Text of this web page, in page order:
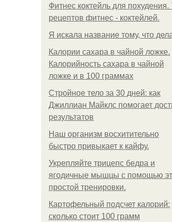
Фитнес коктейль для похудения.
рецептов фитнес - коктейлей.
Я искала название тому, что
Калории сахара в чайной ложке.
Калорийность сахара в чайной
ложке и в 100 граммах
Стройное тело за 30 дней: как
Джиллиан Майклс помогает
результатов
Наш организм восхитительно
быстро привыкает к кайфу.
Укрепляйте трицепс бедра и
ягодичные мышцы с помощью
простой тренировки.
Картофельный подсчет калорий:
сколько стоит 100 грамм